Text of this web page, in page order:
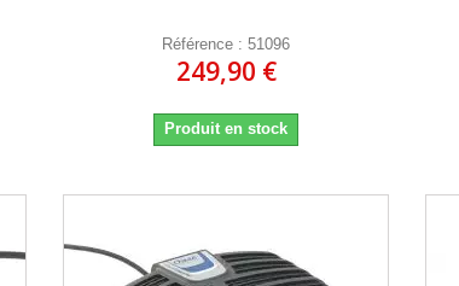
Référence : 51096
249,90 €
Produit en stock